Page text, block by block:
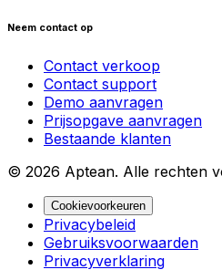
Neem contact op
Contact verkoop
Contact support
Demo aanvragen
Prijsopgave aanvragen
Bestaande klanten
© 2026 Aptean. Alle rechten
Cookievoorkeuren
Privacybeleid
Gebruiksvoorwaarden
Privacyverklaring